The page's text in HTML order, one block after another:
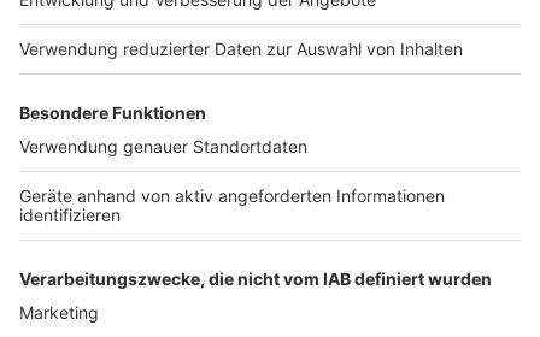
Presse
Werben
Archiv
ANTENNE BAYERN GROUP
Stiftung ANTENNE BAYERN
hilft
Teilnahmebedingungen
Verkehrs-Hotline